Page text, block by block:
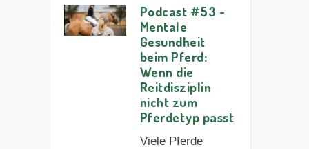
Podcast #53 -
Mentale
Gesundheit
beim Pferd:
Wenn die
Reitdisziplin
nicht zum
Pferdetyp passt
Viele Pferde